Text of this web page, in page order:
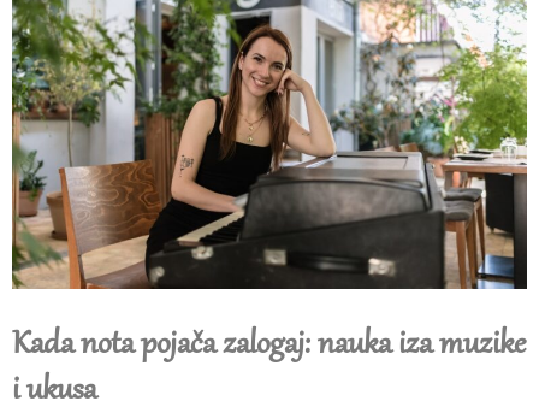
Kada nota pojača zalogaj: nauka iza muzike
i ukusa